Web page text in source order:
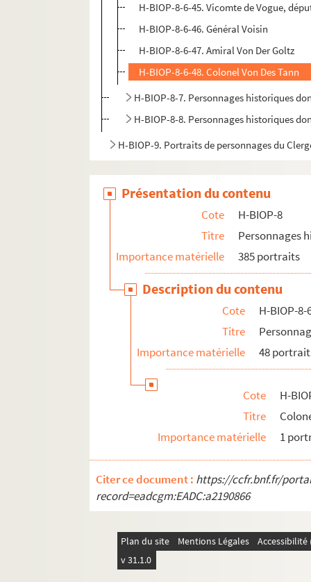
H-BIOP-8-6-45. Vicomte de Vogue,
H-BIOP-8-6-46. Général Voisin
H-BIOP-8-6-47. Amiral Von Der Goltz
H-BIOP-8-6-48. Colonel Von Des Tann
H-BIOP-8-7. Personnages historiques
H-BIOP-8-8. Personnages historiques
H-BIOP-9. Portraits de personnages du
Présentation du contenu
Cote
H-BIOP-8
Titre
Personnages
Importance matérielle
385 portraits
Description du contenu
Cote
H-BIOP-8-
Titre
Importance matérielle
48
Cote
H-
Titre
Importance matérielle
1
Citer ce document : https://ccfr.bnf.fr/
record=eadcgm:EADC:a2190866
Plan du site Mentions Légales
v 31.1.0